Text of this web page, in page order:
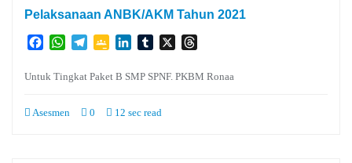
Pelaksanaan ANBK/AKM Tahun 2021
FacebookWhatsApp
TelegramGoogleLinkedInTumblr
X
Untuk Tingkat Paket B SMP SPNF. PKBM Ronaa
Asesmen 0 12 sec read